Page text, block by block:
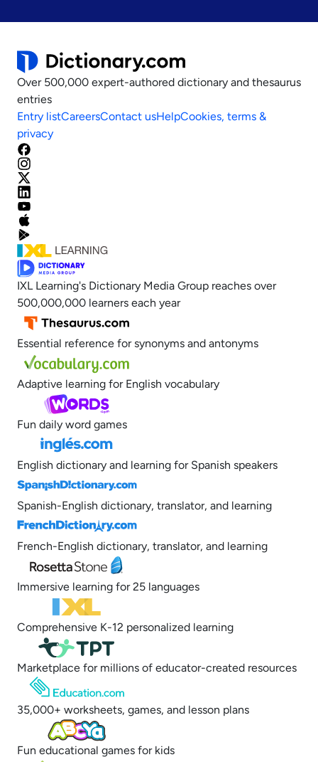
Over 500,000 expert-authored dictionary and thesaurus
entries
Entry listCareersContact usHelpCookies, terms &
privacy
IXL Learning's Dictionary Media Group reaches over
500,000,000 learners each year
Essential reference for synonyms and antonyms
Adaptive learning for English vocabulary
Fun daily word games
English dictionary and learning for Spanish speakers
Spanish-English dictionary, translator, and learning
French-English dictionary, translator, and learning
Immersive learning for 25 languages
Comprehensive K-12 personalized learning
Marketplace for millions of educator-created resources
35,000+ worksheets, games, and lesson plans
Fun educational games for kids